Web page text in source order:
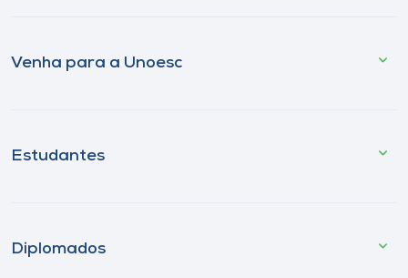
Venha para a Unoesc
Estudantes
Diplomados